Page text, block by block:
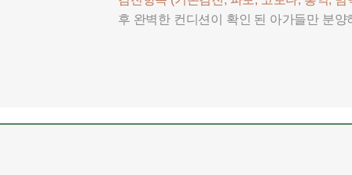
후 완벽한 컨디션이 확인 된 아가들만 분양